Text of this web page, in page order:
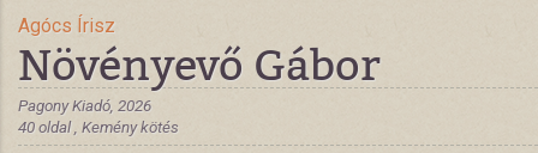
Agócs Írisz
Növényevő Gábor
Pagony Kiadó, 2026
40 oldal , Kemény kötés